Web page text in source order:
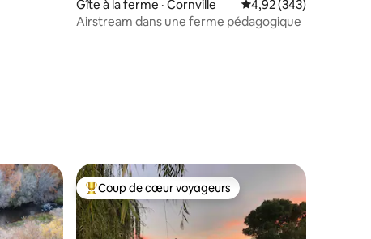
Gîte à la ferme · Cornville Note moyenne de
4,92 (343)
Airstream dans une ferme pédagogique
les plus aimés Coup de cœur voyageurs parmi les plus aimés
Coup de cœur voyageurs